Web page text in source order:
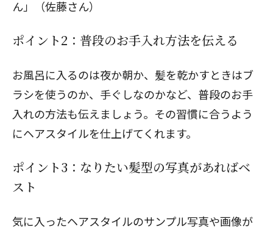
ん」（佐藤さん）
ポイント2：普段のお手入れ方法を伝える
お風呂に入るのは夜か朝か、髪を乾かすときはブ
ラシを使うのか、手ぐしなのかなど、普段のお手
入れの方法も伝えましょう。その習慣に合うよう
にヘアスタイルを仕上げてくれます。
ポイント3：なりたい髪型の写真があればベ
スト
気に入ったヘアスタイルのサンプル写真や画像が